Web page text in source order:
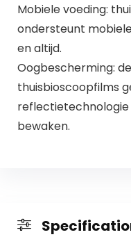
Mobiele voeding:
ondersteunt
en altijd.
Oogbescherming:
thuisbioscoopfilms
bewaken.